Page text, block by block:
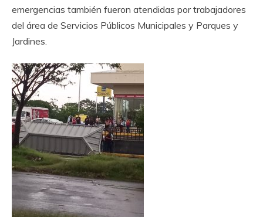
emergencias también fueron atendidas por trabajadores
del área de Servicios Públicos Municipales y Parques y
Jardines. ‎